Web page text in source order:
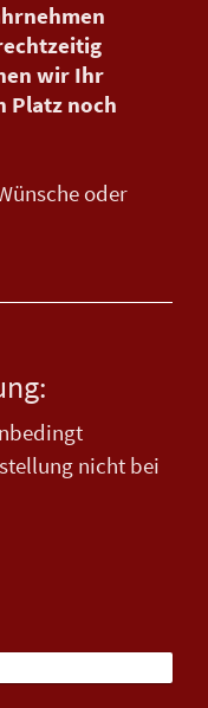
wir Ihr
Platz noch
oder
nicht bei